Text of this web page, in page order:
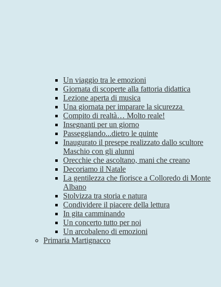
Un viaggio tra le emozioni
Giornata di scoperte alla fattoria didattica
Lezione aperta di musica
Una giornata per imparare la sicurezza
Compito di realtà… Molto reale!
Insegnanti per un giorno
Passeggiando...dietro le quinte
Inaugurato il presepe realizzato dallo scultore
Maschio con gli alunni
Orecchie che ascoltano, mani che creano
Decoriamo il Natale
La gentilezza che fiorisce a Colloredo di Monte
Albano
Stolvizza tra storia e natura
Condividere il piacere della lettura
In gita camminando
Un concerto tutto per noi
Un arcobaleno di emozioni
Primaria Martignacco